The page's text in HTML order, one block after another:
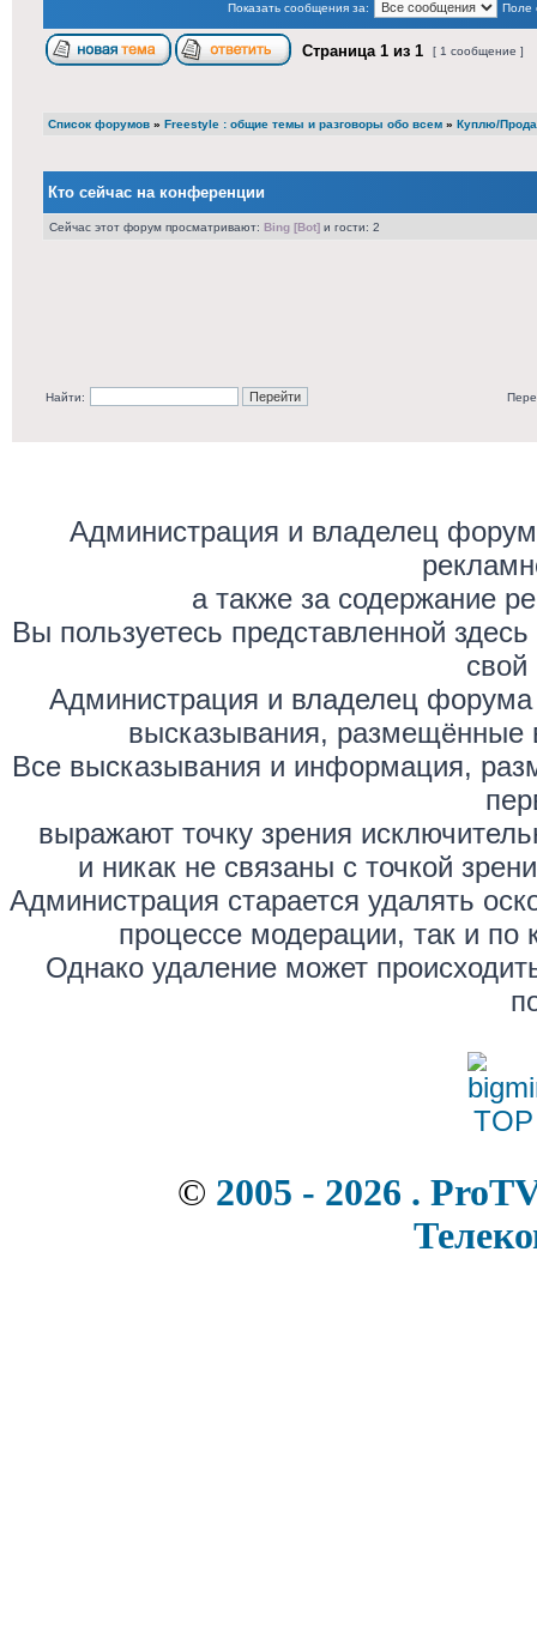
Показать сообщения за: Поле
Страница 1 из 1 [ 1 сообщение ]
Список форумов » Freestyle : общие темы и разговоры обо всем » Куплю/
Кто сейчас на конференции
Сейчас этот форум просматривают: Bing [Bot] и гости: 2
Найти:
Администрация и владелец
а также за содержание
Вы пользуетесь представленной
свой
Администрация и владелец форума
высказывания, размещённые
Все высказывания и информация,
выражают точку зрения
и никак не связаны с точкой
Администрация старается удалять
процессе модерации, так и по
Однако удаление может
© 2005 - 2026 .